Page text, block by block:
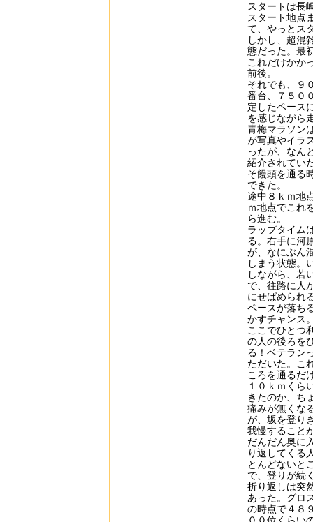
スタートは長
スタート地点
て、やっとス
しかし、超混
態だった。最
これだけかか
前後。
それでも、９
番台、７５０
定したペース
を感じながら
青梅マラソン
が写真やイラ
ったが、なん
紹介されてい
そ饅頭を通る
できた。
途中８ｋｍ地
ｍ地点でこれ
ら進む。
ラップタイム
る。右手に河
が、なにぶん
しまう状態。
しながら、若
で、往路に人
にせばめられ
ペースが落ち
かすチャンス
ここでひとつ
の人の後ろを
る！ベテラン
ただいた。こ
ころを通るだ
１０ｋｍくら
きたのか、ち
痛みが無くな
が、坂を登り
我慢すること
だんだん奥に
り返してくる
とんどないと
で、登りが続
折り返しは突
あった。グロ
の時点で４８